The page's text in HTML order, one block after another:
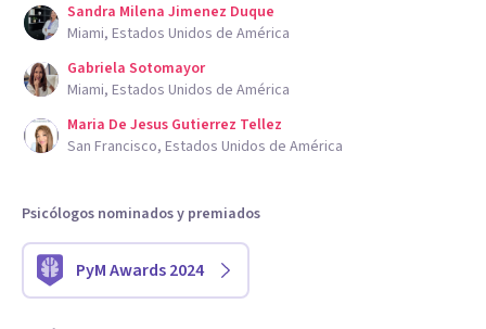
Sandra Milena Jimenez Duque
Miami, Estados Unidos de América
Gabriela Sotomayor
Miami, Estados Unidos de América
Maria De Jesus Gutierrez Tellez
San Francisco, Estados Unidos de América
Psicólogos nominados y premiados
PyM Awards 2024